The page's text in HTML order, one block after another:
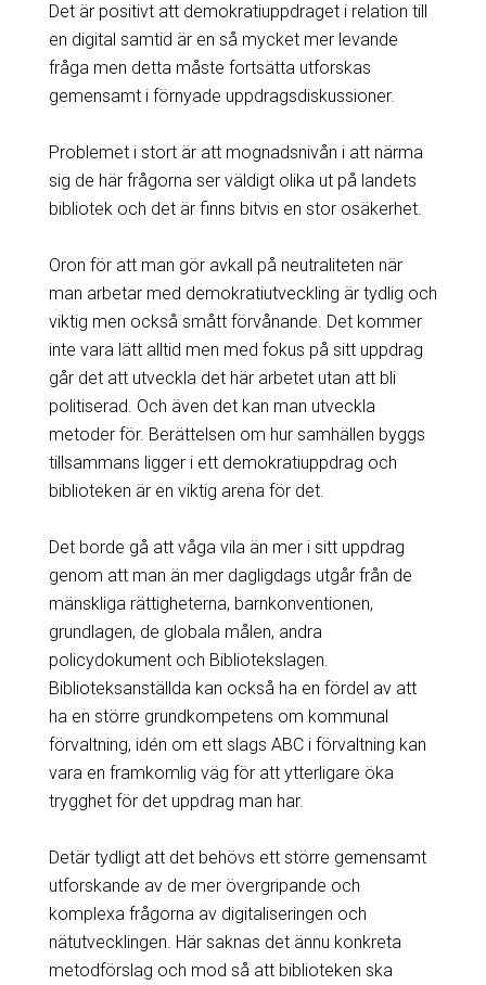
Det är positivt att demokratiuppdraget i relation till
en digital samtid är en så mycket mer levande
fråga men detta måste fortsätta utforskas
gemensamt i förnyade uppdragsdiskussioner.
Problemet i stort är att mognadsnivån i att närma
sig de här frågorna ser väldigt olika ut på landets
bibliotek och det är finns bitvis en stor osäkerhet.
Oron för att man gör avkall på neutraliteten när
man arbetar med demokratiutveckling är tydlig och
viktig men också smått förvånande. Det kommer
inte vara lätt alltid men med fokus på sitt uppdrag
går det att utveckla det här arbetet utan att bli
politiserad. Och även det kan man utveckla
metoder för. Berättelsen om hur samhällen byggs
tillsammans ligger i ett demokratiuppdrag och
biblioteken är en viktig arena för det.
Det borde gå att våga vila än mer i sitt uppdrag
genom att man än mer dagligdags utgår från de
mänskliga rättigheterna, barnkonventionen,
grundlagen, de globala målen, andra
policydokument och Bibliotekslagen.
Biblioteksanställda kan också ha en fördel av att
ha en större grundkompetens om kommunal
förvaltning, idén om ett slags ABC i förvaltning kan
vara en framkomlig väg för att ytterligare öka
trygghet för det uppdrag man har.
Detär tydligt att det behövs ett större gemensamt
utforskande av de mer övergripande och
komplexa frågorna av digitaliseringen och
nätutvecklingen. Här saknas det ännu konkreta
metodförslag och mod så att biblioteken ska